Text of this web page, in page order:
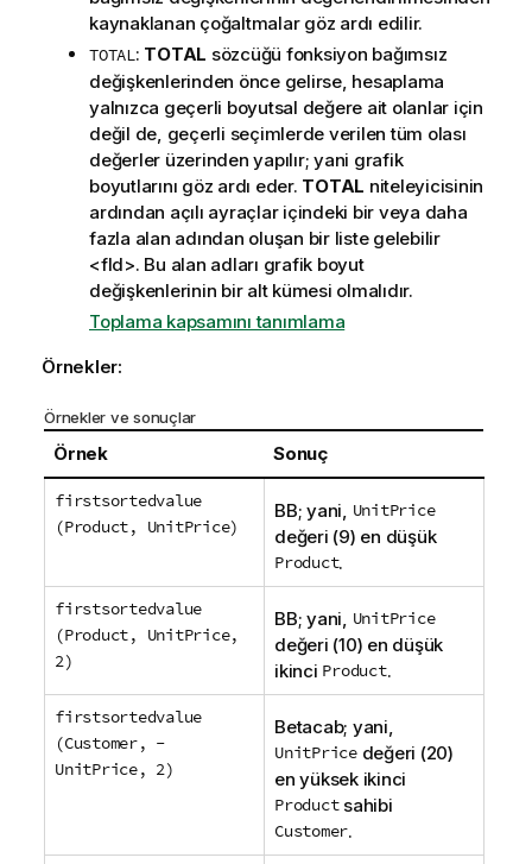
kaynaklanan çoğaltmalar göz ardı edilir.
TOTAL: TOTAL sözcüğü fonksiyon bağımsız
değişkenlerinden önce gelirse, hesaplama
yalnızca geçerli boyutsal değere ait olanlar için
değil de, geçerli seçimlerde verilen tüm olası
değerler üzerinden yapılır; yani grafik
boyutlarını göz ardı eder. TOTAL niteleyicisinin
ardından açılı ayraçlar içindeki bir veya daha
fazla alan adından oluşan bir liste gelebilir
<fld>. Bu alan adları grafik boyut
değişkenlerinin bir alt kümesi olmalıdır.
Toplama kapsamını tanımlama
Örnekler:
Örnekler ve sonuçlar
Örnek Sonuç
firstsortedvalue
(Product, UnitPrice)
BB; yani, UnitPrice
değeri (9) en düşük
Product.
firstsortedvalue
(Product, UnitPrice,
2)
BB; yani, UnitPrice
değeri (10) en düşük
ikinci Product.
firstsortedvalue
(Customer, -
UnitPrice, 2)
Betacab; yani,
UnitPricedeğeri (20)
en yüksek ikinci
Productsahibi
Customer.